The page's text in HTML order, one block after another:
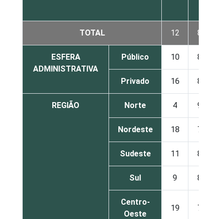
TOTAL 12 85
ESFERA
ADMINISTRATIVA
Público 10 87
Privado 16 80
REGIÃO Norte 4 95
Nordeste 18 75
Sudeste 11 89
Sul 9 88
Centro-
Oeste
19 70